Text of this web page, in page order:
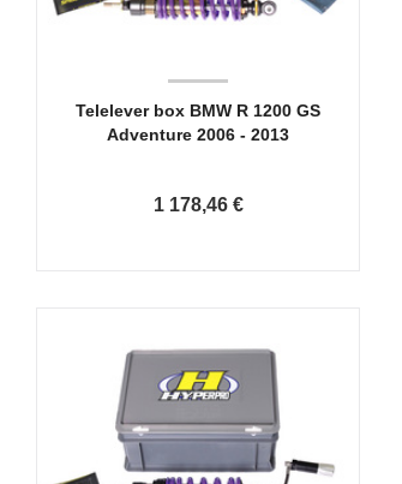
Telelever box BMW R 1200 GS
Adventure 2006 - 2013
1 178,46 €